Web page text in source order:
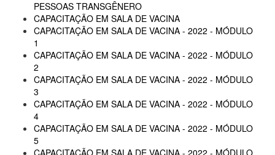
PESSOAS TRANSGÊNERO
CAPACITAÇÃO EM SALA DE VACINA
CAPACITAÇÃO EM SALA DE VACINA - 2022 - MÓDULO
1
CAPACITAÇÃO EM SALA DE VACINA - 2022 - MÓDULO
2
CAPACITAÇÃO EM SALA DE VACINA - 2022 - MÓDULO
3
CAPACITAÇÃO EM SALA DE VACINA - 2022 - MÓDULO
4
CAPACITAÇÃO EM SALA DE VACINA - 2022 - MÓDULO
5
CAPACITAÇÃO EM SALA DE VACINA - 2022 - MÓDULO